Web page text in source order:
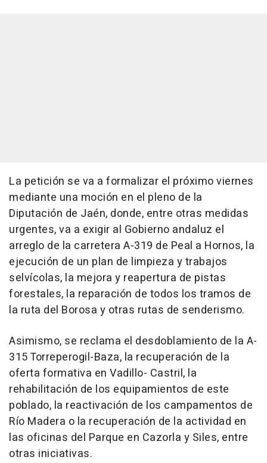
La petición se va a formalizar el próximo viernes
mediante una moción en el pleno de la
Diputación de Jaén, donde, entre otras medidas
urgentes, va a exigir al Gobierno andaluz el
arreglo de la carretera A-319 de Peal a Hornos, la
ejecución de un plan de limpieza y trabajos
selvícolas, la mejora y reapertura de pistas
forestales, la reparación de todos los tramos de
la ruta del Borosa y otras rutas de senderismo.
Asimismo, se reclama el desdoblamiento de la A-
315 Torreperogil-Baza, la recuperación de la
oferta formativa en Vadillo- Castril, la
rehabilitación de los equipamientos de este
poblado, la reactivación de los campamentos de
Río Madera o la recuperación de la actividad en
las oficinas del Parque en Cazorla y Siles, entre
otras iniciativas.